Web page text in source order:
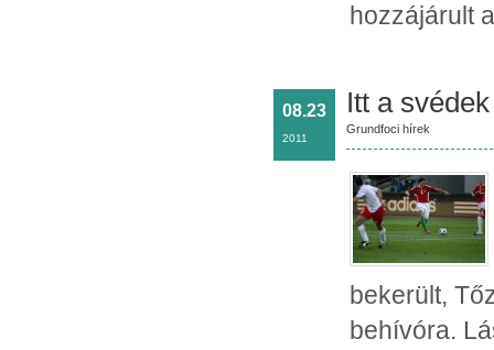
hozzájárult
08.23
2011
Itt a
Grundfoci hírek
bekerült,
behívóra.